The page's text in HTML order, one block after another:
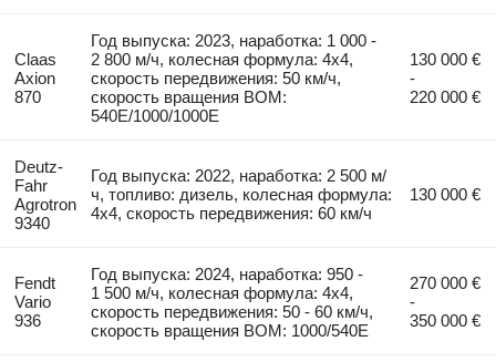
Claas
Axion
870
Год выпуска: 2023, наработка: 1 000 -
2 800 м/ч, колесная формула: 4x4,
скорость передвижения: 50 км/ч,
скорость вращения ВОМ:
540E/1000/1000E
130 000 €
-
220 000 €
Deutz-
Fahr
Agrotron
9340
Год выпуска: 2022, наработка: 2 500 м/
ч, топливо: дизель, колесная формула:
4x4, скорость передвижения: 60 км/ч
130 000 €
Fendt
Vario
936
Год выпуска: 2024, наработка: 950 -
1 500 м/ч, колесная формула: 4x4,
скорость передвижения: 50 - 60 км/ч,
скорость вращения ВОМ: 1000/540E
270 000 €
-
350 000 €